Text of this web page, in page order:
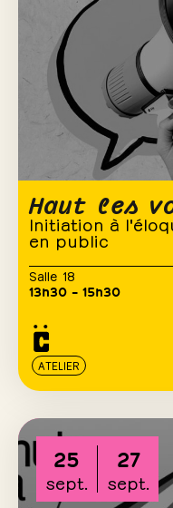
Haut les
Initiation à
en public
Salle 18
13h30 – 15h30
ATELIER
25
sept.
27
sept.